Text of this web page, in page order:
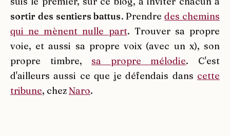
sortir des sentiers battus. Prendredes chemins
qui ne mènent nulle part. Trouver sa propre
voie, et aussi sa propre voix (avec un x), son
propre timbre,sa propre mélodie. C'est
d'ailleurs aussi ce que je défendais dans cette
tribune, chezNaro.